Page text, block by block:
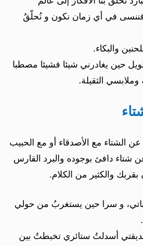
فننسى في أي زمان نكون و نُحلّقُ
والبكاء.
حين يغادرني شيئا فشيئا مصطبا
وملابسي الثقيلة.
الشتاء مع الأصدقاء أو مع الحبيب
شتاء دافئ بوجوده والبرد القارس
والكثير من الكلام.
و سرا حين يستغربُ من حولي
صديقتي أسدلتُ ستائري تخبطتُ بين